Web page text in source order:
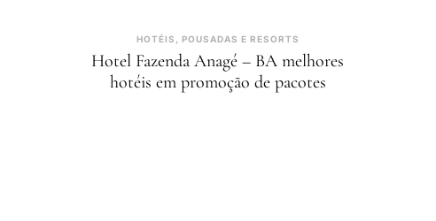
HOTÉIS, POUSADAS E RESORTS
Hotel Fazenda Anagé – BA melhores
hotéis em promoção de pacotes